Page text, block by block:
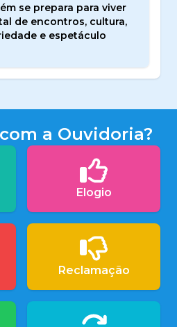
se prepara para viver
de encontros, cultura,
e espetáculo
a Ouvidoria?
Elogio
Reclamação